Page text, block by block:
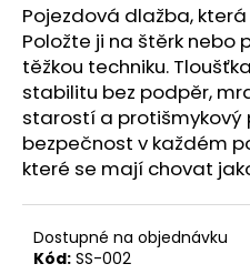
Pojezdová dlažba,
Položte ji na štěrk nebo
těžkou techniku.
stabilitu bez podpěr,
starostí a protišmykový
bezpečnost v každém
které se mají chovat
Dostupné na objednávku
Kód: SS-002
D
o
p
o
r
u
č